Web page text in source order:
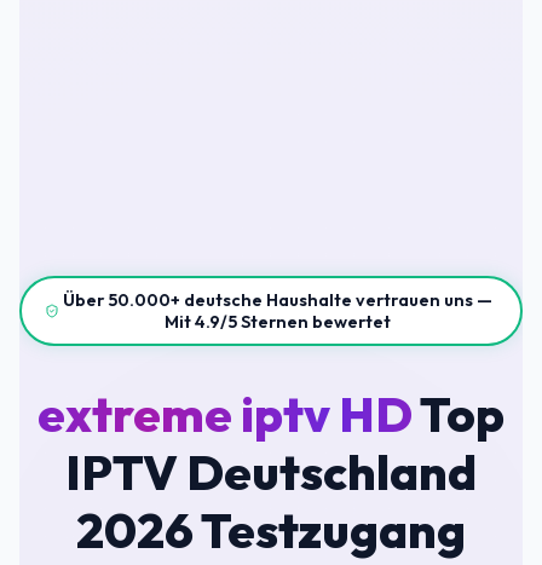
Über 50.000+ deutsche Haushalte vertrauen uns —
Mit 4.9/5 Sternen bewertet
extreme iptv HDTop
IPTV Deutschland
2026 Testzugang